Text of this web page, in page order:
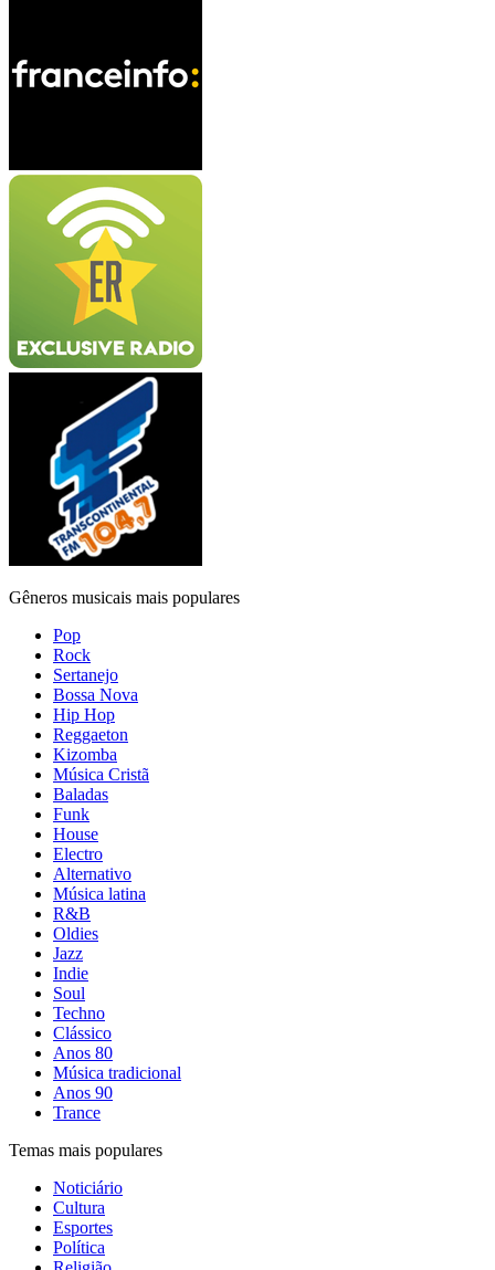
Gêneros musicais mais populares
Pop
Rock
Sertanejo
Bossa Nova
Hip Hop
Reggaeton
Kizomba
Música Cristã
Baladas
Funk
House
Electro
Alternativo
Música latina
R&B
Oldies
Jazz
Indie
Soul
Techno
Clássico
Anos 80
Música tradicional
Anos 90
Trance
Temas mais populares
Noticiário
Cultura
Esportes
Política